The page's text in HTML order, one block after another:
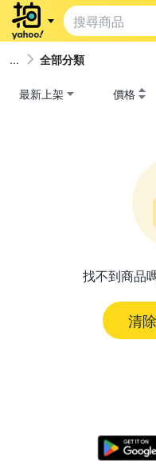
全部分類
最新上架 價格
找不到商品
清